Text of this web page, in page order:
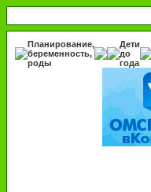
Планирование,
беременность,
роды
Дети
до
года